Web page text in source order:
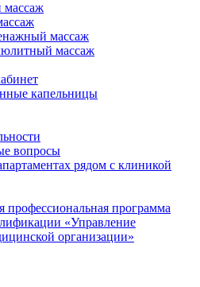
массаж
массаж
массаж
капельницы
вопросы
рядом с клиникой
профессиональная программа
«Управление
организации»